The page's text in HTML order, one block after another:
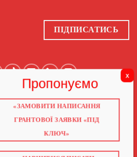
ПІДПИСАТИСЬ
ГОЛОВНА
ГРАНТИ 2026
НАВЧАННЯ
«ЗАМОВИТИ НАПИСАННЯ
ГРАНТОВОЇ ЗАЯВКИ «ПІД
КЛЮЧ»